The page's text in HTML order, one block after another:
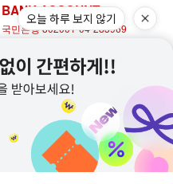
BANK ACCOUNT
국민은행 802001-04-283969
농협은행 302-1477-8600-11
예금주 박연화(안전만들기)
비회원
1:1 문의
고객센터
오늘 하루 보지 않기